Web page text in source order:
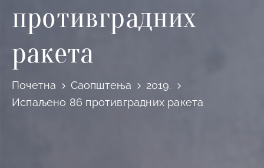
Актуелности
Горњи
Милановац
противградних
ракета
Почетна Саопштења
2019.
Испаљено 86 противградних ракета